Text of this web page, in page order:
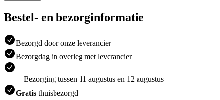
Bestel- en bezorginformatie
Bezorgd door onze leverancier
Bezorgdag in overleg met leverancier
Bezorging tussen 11 augustus en 12 augustus
Gratis thuisbezorgd